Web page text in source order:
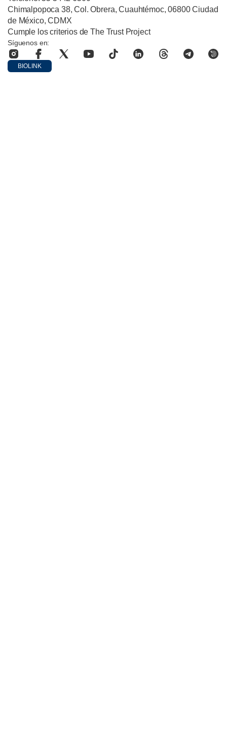
Chimalpopoca 38, Col. Obrera, Cuauhtémoc, 06800 Ciudad
de México, CDMX
Cumple los criterios de The Trust Project
Síguenos en:
BIOLINK